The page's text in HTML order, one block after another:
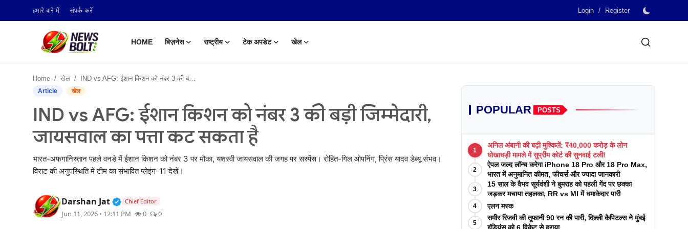
हमारे बारे में संपर्क करें Login / Register
HOME बिज़नेस राष्ट्रीय टेक अपडेट
खेल
Login
टेक अपडेट
हमारे बारे में
Home खेल IND vs AFG: ईशान किशन को नंबर 3 की बड़ी जिम्मेदारी, जायसवाल का पत्ता कट सकता है
Article खेल
IND vs AFG: ईशान किशन को नंबर 3 की बड़ी जिम्मेदारी,
जायसवाल का पत्ता कट सकता है
भारत-अफगानिस्तान पहले वनडे में ईशान किशन को नंबर 3 पर मौका, यशस्वी जायसवाल की जगह पर सस्पेंस। रोहित-गिल ओपनिंग, प्रिंस यादव डेब्यू संभव।
विराट की अनुपस्थिति में टीम का संभावित प्लेइंग-11 देखें।
Darshan Jat Verified Public Figure • 05 Aug, 2014
Chief Editor
Jun 11, 2026 • 12:11 PM 0 0
POPULAR POSTS
1
अनिल अंबानी की बढ़ी मुश्किलें: ₹40,000 करोड़ के लोन
धोखाधड़ी मामले में सुप्रीम कोर्ट की सुनवाई टली!
2
ऐपल जल्द लॉन्च करेगा iPhone 18 Pro और 18 Pro Max,
भारत में अनुमानित कीमत, फीचर्स और ज्यादा जानकारी
3
15 साल के वैभव सूर्यवंशी ने बुमराह को पहली गेंद पर छक्का
जड़कर मचाया तहलका, RR vs MI में धमाकेदार पारी
4 एलन मस्क
5
समीर रिजवी की तूफानी 90 रन की पारी, दिल्ली कैपिटल्स ने मुंबई